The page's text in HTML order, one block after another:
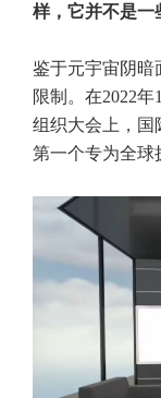
样，它并不是一
鉴于元宇宙阴暗
限制。在2022
组织大会上，国
第一个专为全球